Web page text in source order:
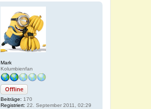
Mark
Kolumbienfan
Offline
Beiträge: 170
Registriert: 22. September 2011, 02:29